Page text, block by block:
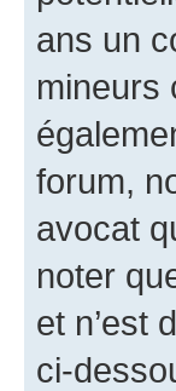
ans un
mineurs
forum,
avocat
noter
et n’est
ci-